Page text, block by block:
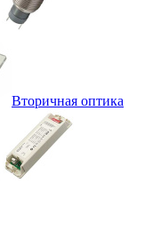
Вторичная оптика